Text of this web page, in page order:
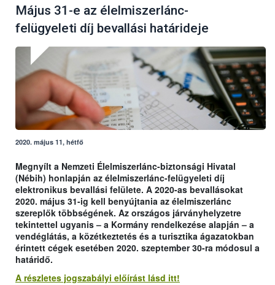
Május 31-e az élelmiszerlánc-
felügyeleti díj bevallási határideje
2020. május 11, hétfő
Megnyílt a Nemzeti Élelmiszerlánc-biztonsági Hivatal
(Nébih) honlapján az élelmiszerlánc-felügyeleti díj
elektronikus bevallási felülete. A 2020-as bevallásokat
2020. május 31-ig kell benyújtania az élelmiszerlánc
szereplők többségének. Az országos járványhelyzetre
tekintettel ugyanis – a Kormány rendelkezése alapján – a
vendéglátás, a közétkeztetés és a turisztika ágazatokban
érintett cégek esetében 2020. szeptember 30-ra módosul a
határidő.
A részletes jogszabályi előírást lásd itt!